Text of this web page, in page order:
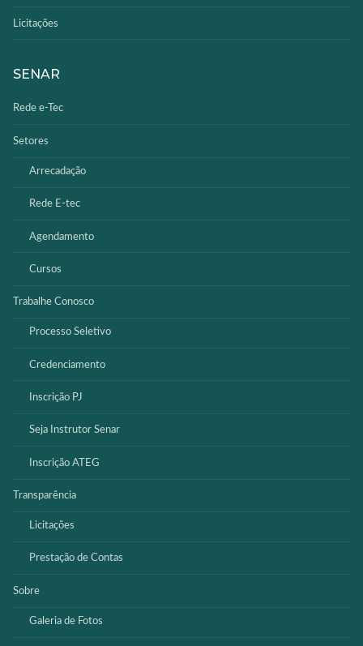
Licitações
SENAR
Rede e-Tec
Setores
Arrecadação
Rede E-tec
Agendamento
Cursos
Trabalhe Conosco
Processo Seletivo
Credenciamento
Inscrição PJ
Seja Instrutor Senar
Inscrição ATEG
Transparência
Licitações
Prestação de Contas
Sobre
Galeria de Fotos